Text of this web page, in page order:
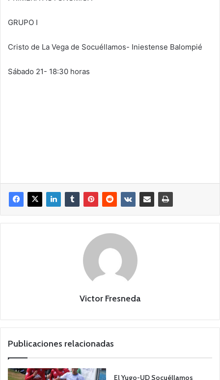
GRUPO I
Cristo de La Vega de Socuéllamos- Iniestense Balompié
Sábado 21- 18:30 horas
Victor Fresneda
Publicaciones relacionadas
El Yugo-UD Socuéllamos